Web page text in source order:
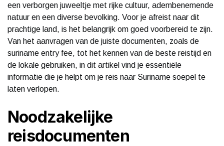
een verborgen juweeltje met rijke cultuur, adembenemende
natuur en een diverse bevolking. Voor je afreist naar dit
prachtige land, is het belangrijk om goed voorbereid te zijn.
Van het aanvragen van de juiste documenten, zoals de
suriname entry fee, tot het kennen van de beste reistijd en
de lokale gebruiken, in dit artikel vind je essentiële
informatie die je helpt om je reis naar Suriname soepel te
laten verlopen.
Noodzakelijke
reisdocumenten